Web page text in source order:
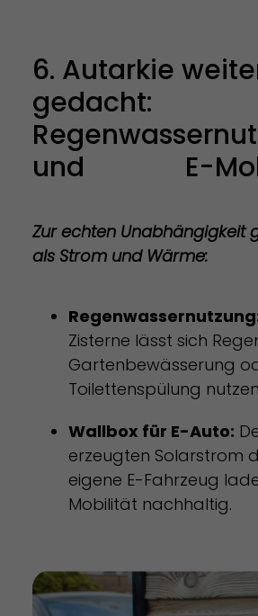
6. Autarkie
gedacht:
und E-
Zur echten Unabhängigkeit
als Strom und Wärme:
Zisterne lässt sich
Gartenbewässerung
Toilettenspülung
Wallbox für E-Auto:
erzeugten Solarstrom
eigene E-Fahrzeug
Mobilität nachhaltig.